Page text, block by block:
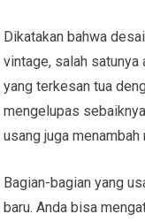
Dikatakan bahwa
vintage, salah satunya
yang terkesan tua
mengelupas
usang juga menambah
Bagian-bagian yang
baru. Anda bisa